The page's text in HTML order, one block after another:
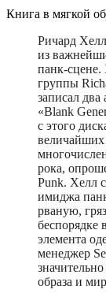
Книга в мягкой
Ричард
из
панк-сцене.
группы
записал
«Blank
с этого
величайших
рока,
Punk. Хелл
имиджа
рваную,
беспорядке
элемента
менеджер
образа и